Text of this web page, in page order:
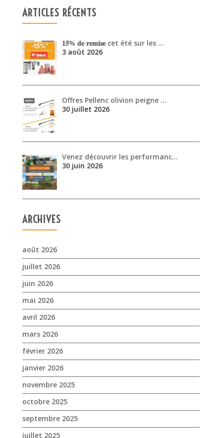
ARTICLES RÉCENTS
𝟏𝟓% 𝐝𝐞 𝐫𝐞𝐦𝐢𝐬𝐞 cet été sur les …
3 août 2026
Offres Pellenc olivion peigne …
30 juillet 2026
Venez découvrir les performanc…
30 juin 2026
ARCHIVES
août 2026
juillet 2026
juin 2026
mai 2026
avril 2026
mars 2026
février 2026
janvier 2026
novembre 2025
octobre 2025
septembre 2025
juillet 2025